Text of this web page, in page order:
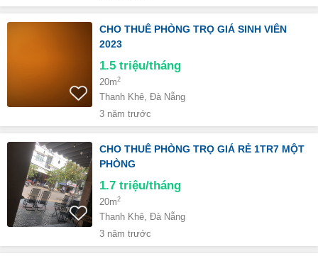
CHO THUÊ PHÒNG TRỌ GIÁ SINH VIÊN
2023
1.5 triệu/tháng
20m2
Thanh Khê, Đà Nẵng
3 năm trước
CHO THUÊ PHÒNG TRỌ GIÁ RẺ 1TR7 MỘT
PHÒNG
1.7 triệu/tháng
20m2
Thanh Khê, Đà Nẵng
3 năm trước